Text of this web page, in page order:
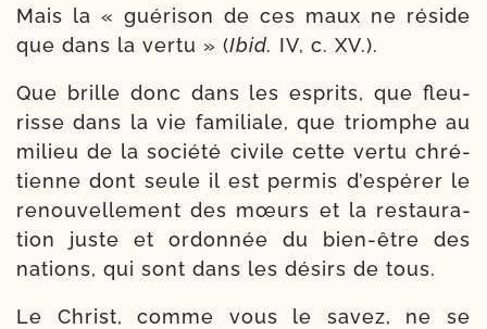
Mais la « gué­ri­son de ces maux ne réside
que dans la ver­tu » (Ibid. IV, c. XV.).
Que brille donc dans les esprits, que fleu­
risse dans la vie fami­liale, que triomphe au
milieu de la socié­té civile cette ver­tu chré­
tienne dont seule il est per­mis d’es­pé­rer le
renou­vel­le­ment des mœurs et la res­tau­ra­
tion juste et ordon­née du bien-​être des
nations, qui sont dans les dési­rs de tous.
Le Christ, comme vous le savez, ne se